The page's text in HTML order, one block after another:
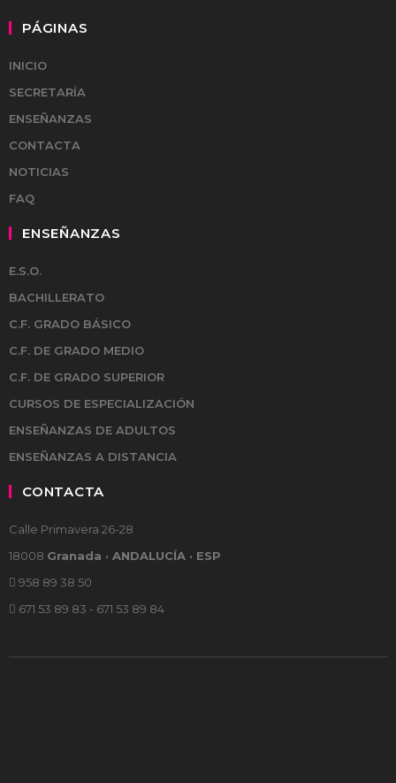
PÁGINAS
INICIO
SECRETARÍA
ENSEÑANZAS
CONTACTA
NOTICIAS
FAQ
ENSEÑANZAS
E.S.O.
BACHILLERATO
C.F. GRADO BÁSICO
C.F. DE GRADO MEDIO
C.F. DE GRADO SUPERIOR
CURSOS DE ESPECIALIZACIÓN
ENSEÑANZAS DE ADULTOS
ENSEÑANZAS A DISTANCIA
CONTACTA
Calle Primavera 26-28
18008 Granada · ANDALUCÍA · ESP
958 89 38 50
671 53 89 83 - 671 53 89 84